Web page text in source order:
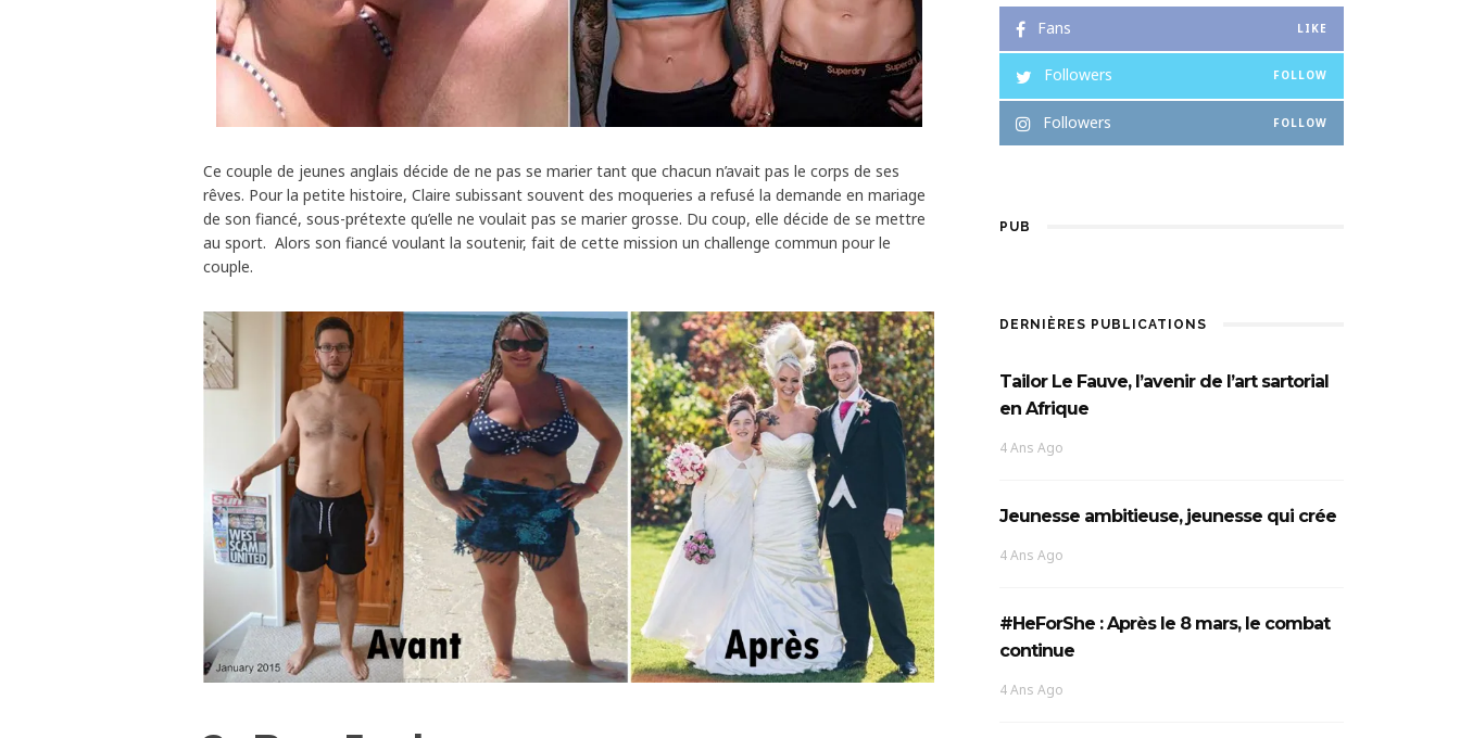
Ce couple de jeunes anglais décide de ne pas se marier tant que chacun n’avait pas le corps de ses
rêves. Pour la petite histoire, Claire subissant souvent des moqueries a refusé la demande en mariage
de son fiancé, sous-prétexte qu’elle ne voulait pas se marier grosse. Du coup, elle décide de se mettre
au sport. Alors son fiancé voulant la soutenir, fait de cette mission un challenge commun pour le
couple.
Fans LIKE
Followers FOLLOW
Followers FOLLOW
PUB
DERNIÈRES PUBLICATIONS
Tailor Le Fauve, l’avenir de l’art sartorial
en Afrique
4 Ans Ago
Jeunesse ambitieuse, jeunesse qui crée
4 Ans Ago
#HeForShe : Après le 8 mars, le combat
continue
4 Ans Ago